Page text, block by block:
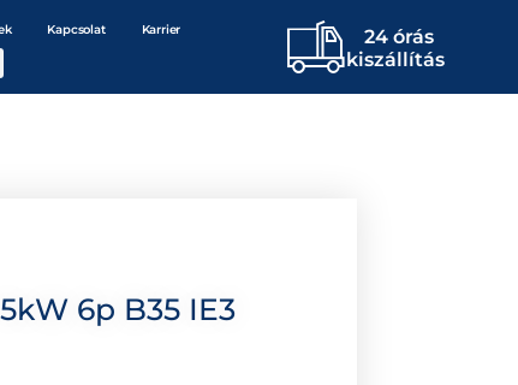
Kapcsolat Karrier
24 órás
kiszállítás
6p B35 IE3